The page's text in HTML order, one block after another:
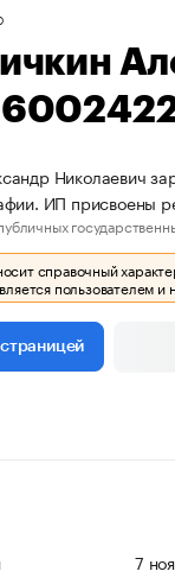
Николаевич
ИП
справочный
пользователем
7